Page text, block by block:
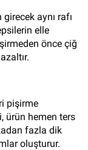
aynı rafı
elle
önce çiğ
pişirme
ürün hemen ters
fazla dik
oluşturur.